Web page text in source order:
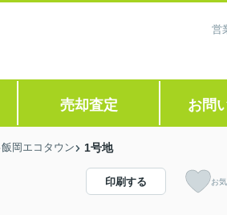
営
売却査定 お問
飯岡エコタウン 1号地
印刷する お